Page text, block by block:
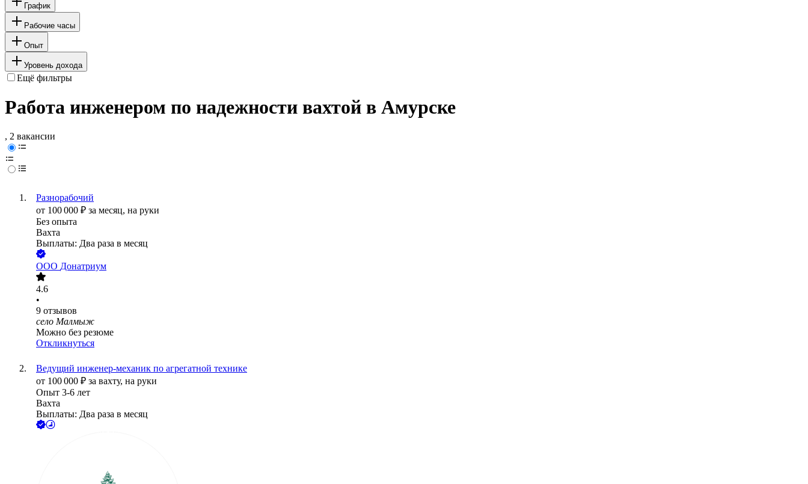
График
Рабочие часы
Опыт
Уровень дохода
Ещё фильтры
Работа инженером по надежности вахтой в Амурске
, 2 вакансии
Разнорабочий
от 100 000 ₽ за месяц, на руки
Без опыта
Вахта
Выплаты: Два раза в месяц
ООО Донатриум
4.6
•
9 отзывов
село Малмыж
Можно без резюме
Откликнуться
Ведущий инженер-механик по агрегатной технике
от 100 000 ₽ за вахту, на руки
Опыт 3-6 лет
Вахта
Выплаты: Два раза в месяц